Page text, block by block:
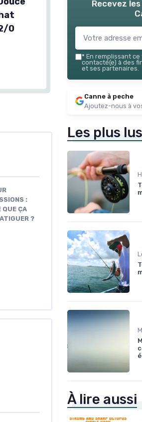
0
:
QUE ÇA
?
Recevez
* En remplissant ce
contacté(e) à des
et ses partenaires.
Canne à peche
Ajoutez-nous à
Les plus lus
À lire aussi